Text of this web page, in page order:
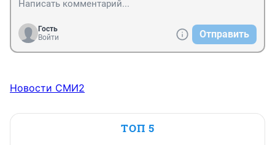
Гость
Войти
Отправить
Новости СМИ2
ТОП 5